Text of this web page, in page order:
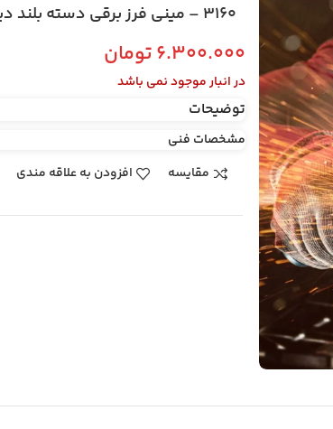
3160 – مینی فرز برقی دسته بلند دیمردار 115 میلی‌متری 1400 وات
۶.۳۰۰.۰۰۰تومان
در انبار موجود نمی باشد
توضیحات
مشخصات فنی
مقایسه
افزودن به علاقه مندی